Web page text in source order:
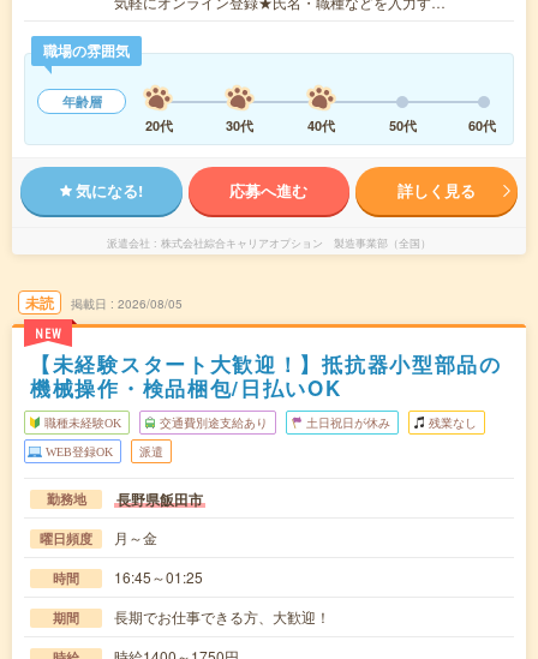
職場の雰囲気
年齢層
20代
30代 40代 50代 60代
気になる! 応募へ進む 詳しく見る
派遣会社 株式会社綜合キャリアオプション 製造事業部（全国）
未読
NEW
掲載日 2026/08/05
【未経験スタート大歓迎！】抵抗器小型部品の
機械操作・検品梱包/日払いOK
職種未経験OK 交通費別途支給あり 土日祝日が休み 残業なし
WEB登録OK 派遣
勤務地 長野県飯田市
曜日頻度 月～金
時間 16:45～01:25
期間 長期でお仕事できる方、大歓迎！